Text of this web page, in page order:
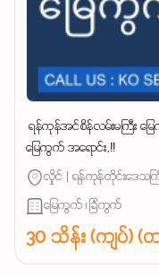
ရန်ကုန်အင်စိန်လမ်းမကြီး မြ
မြေကွက် အရောင်း,‼️
လှိုင် | ရန်ကုန်တိုင်းဒေသက
မြေကွက် ၊ ခြံကွက်
30 သိန်း (ကျပ်) (